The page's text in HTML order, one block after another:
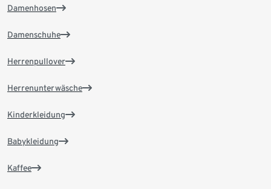
Damenhosen
Damenschuhe
Herrenpullover
Herrenunterwäsche
Kinderkleidung
Babykleidung
Kaffee